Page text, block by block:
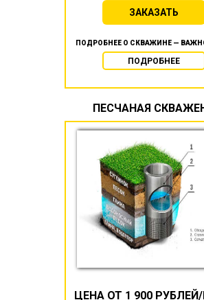
ЗАКАЗАТЬ
ПОДРОБНЕЕ О СКВАЖИНЕ —
ПОДРОБНЕЕ
ПЕСЧАНАЯ
ЦЕНА ОТ 1 900